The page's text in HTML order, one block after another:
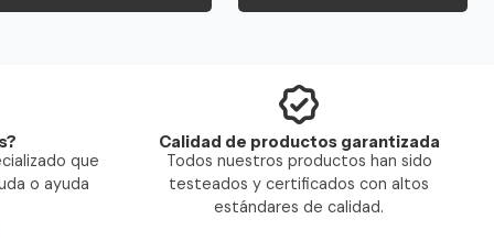
que
o ayuda
Calidad de productos garantizada
Todos nuestros productos han sido
testeados y certificados con altos
estándares de calidad.